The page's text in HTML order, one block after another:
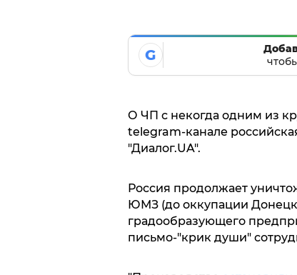
G
О ЧП с некогда одним из
telegram-канале
"Диалог.UA".
Россия продолжает
ЮМЗ (до оккупации
градообразующего
письмо-"крик души"